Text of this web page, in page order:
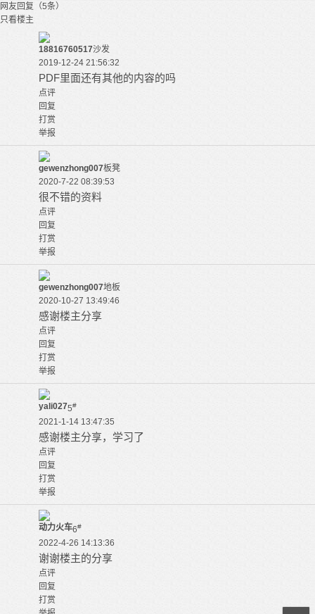
网友回复（5条）
只看楼主
18816760517沙发
2019-12-24 21:56:32
PDF里面还有其他的内容的吗
点评
回复
打赏
举报
gewenzhong007板凳
2020-7-22 08:39:53
很不错的资料
点评
回复
打赏
举报
gewenzhong007地板
2020-10-27 13:49:46
感谢楼主分享
点评
回复
打赏
举报
yali0275#
2021-1-14 13:47:35
感谢楼主分享，学习了
点评
回复
打赏
举报
动力火车6#
2022-4-26 14:13:36
谢谢楼主的分享
点评
回复
打赏